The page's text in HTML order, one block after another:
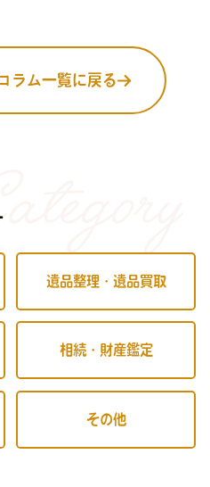
ラム一覧に戻る
遺品整理・遺品買取
相続・財産鑑定
その他